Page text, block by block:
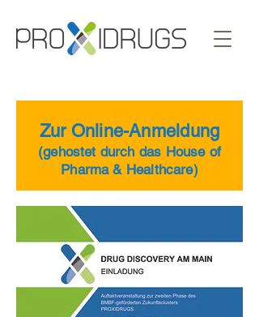
Zur Online-Anmeldung
(gehostet durch das House of
Pharma & Healthcare)